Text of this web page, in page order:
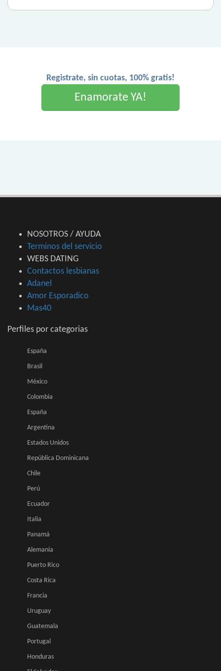
Registrate, sin cuotas, 100% gratis!
Enamorate YA!
NOSOTROS / AYUDA
Terminos del servicio
WEBS DATING
Contactos lesbianas
Adanel
Amor Esporadico
Mas40
Perfiles por categorias
España
Brasil
México
Colombia
España
Argentina
Estados Unidos
República Dominicana
Chile
Perú
Ecuador
Italia
Panamá
Alemania
Puerto Rico
Costa Rica
Francia
Uruguay
Guatemala
Portugal
Honduras